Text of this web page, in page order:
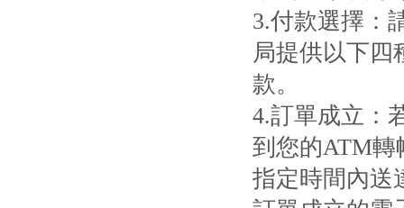
3.付款選擇：
局提供以下四
款。
4.訂單成立：
到您的ATM
指定時間內送